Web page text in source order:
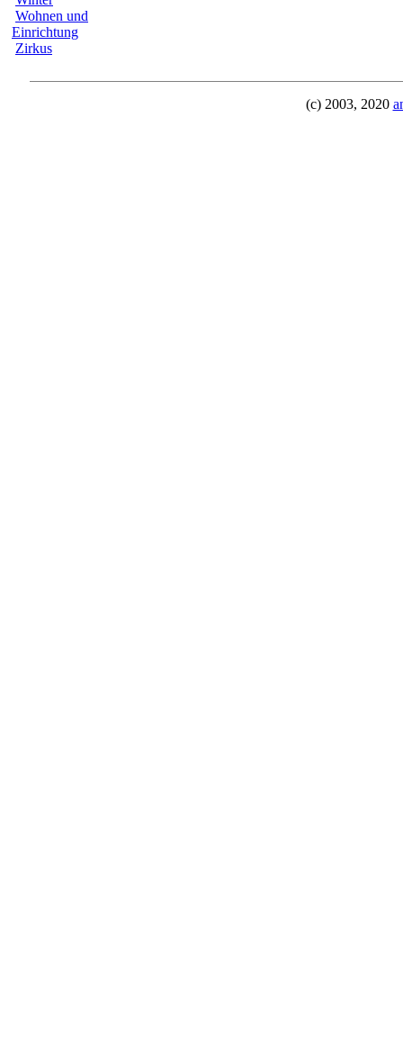
Wohnen und
Einrichtung
Zirkus
(c) 2003, 2020